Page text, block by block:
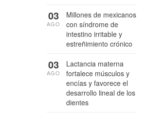
Millones de mexicanos
con síndrome de
intestino irritable y
estreñimiento crónico
03
AGO
Lactancia materna
fortalece músculos y
encías y favorece el
desarrollo lineal de los
dientes
03
AGO